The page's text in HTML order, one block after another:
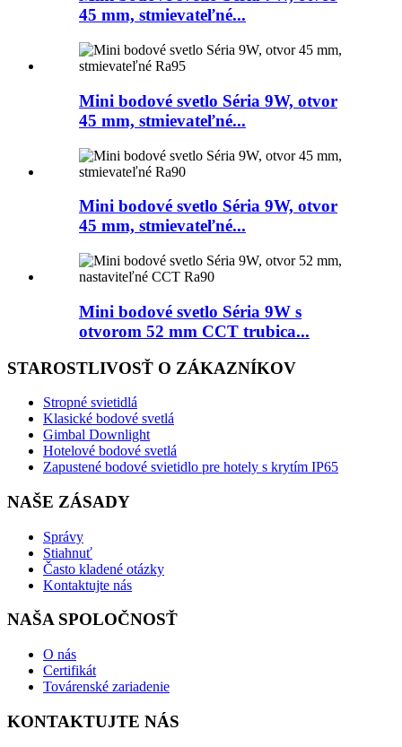
45 mm, stmievateľné...
Mini bodové svetlo Séria 9W, otvor
45 mm, stmievateľné...
Mini bodové svetlo Séria 9W, otvor
45 mm, stmievateľné...
Mini bodové svetlo Séria 9W s
otvorom 52 mm CCT trubica...
STAROSTLIVOSŤ O ZÁKAZNÍKOV
Stropné svietidlá
Klasické bodové svetlá
Gimbal Downlight
Hotelové bodové svetlá
Zapustené bodové svietidlo pre hotely s krytím IP65
NAŠE ZÁSADY
Správy
Stiahnuť
Často kladené otázky
Kontaktujte nás
NAŠA SPOLOČNOSŤ
O nás
Certifikát
Továrenské zariadenie
KONTAKTUJTE NÁS